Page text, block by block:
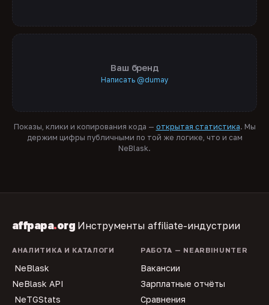
Ваш бренд
Написать @dumay
Показы, клики и копирования кода — открытая статистика. Мы
держим цифры публичными по той же логике, что и сам
NeBlask.
affpapa.org Инструменты affiliate-индустрии
АНАЛИТИКА И КАТАЛОГИ
NeBlask
NeBlask API
NeTGStats
РАБОТА — NEARBIHUNTER
Вакансии
Зарплатные отчёты
Сравнения